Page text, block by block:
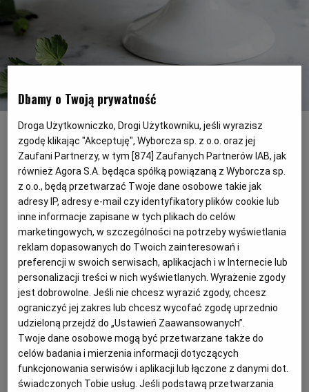
MAKARONY
DRÓB
MIĘSA
RYBY
PRZEKĄSKI
DOMOWE PRZETWORY
SOST, DIPY I INNE DODATKI
KUCHNIA GRECKA
KUCHNIA PORTUGALSKA
KUCHNIA FRANCUSKA
KUCHNIA AMERYKAŃSKA
KUCHNIA POLSKA
KUCHNIA MEKSYKAŃSKA
KUCHNIA INDYJSKA
WEGAN
BEZ GLUTENU
FELIETONY KULINARNE
KSIĄŻKI KULINARNE
SZEF KUCHNI
BIAŁYSTOK
BIELSKO-BIAŁA
BYDGOSZCZ
CZĘSTOCHOWA
ELBLĄG
GLIWICE
GORZÓW WIELKOPOLSKI
WYBORCZA.PL
MAGAZYNY
DUŻY FORMAT
WOLNA SOBOTA
ALE HISTORIA
WYBORCZA TV I VOD
TYLKO ZDROWIE
WYBORCZA CLASSIC
WYBORCZA.BIZ
WYSOKIE OBCASY
BIQDATA
JUTRONAUCI
Bardzo słodka beza potrzebuje dla balansu
smaku lekko kwaśnego sosu. W roli tak
ważnego dodatku wystąpił gęsty kompot
(sos) agrestowy. Dzięki niemu beza staje się
deserem wybitnym.
Dbamy o Twoją prywatność
Droga Użytkowniczko, Drogi Użytkowniku, jeśli wyrazisz
zgodę klikając "Akceptuję", Wyborcza sp. z o.o. oraz jej
Zaufani Partnerzy, w tym [874] Zaufanych Partnerów IAB, jak
również Agora S.A. będąca spółką powiązaną z Wyborcza sp.
z o.o., będą przetwarzać Twoje dane osobowe takie jak
adresy IP, adresy e-mail czy identyfikatory plików cookie lub
inne informacje zapisane w tych plikach do celów
marketingowych, w szczególności na potrzeby wyświetlania
reklam dopasowanych do Twoich zainteresowań i
preferencji w swoich serwisach, aplikacjach i w Internecie lub
personalizacji treści w nich wyświetlanych. Wyrażenie zgody
jest dobrowolne. Jeśli nie chcesz wyrazić zgody, chcesz
ograniczyć jej zakres lub chcesz wycofać zgodę uprzednio
udzieloną przejdź do „Ustawień Zaawansowanych”.
Twoje dane osobowe mogą być przetwarzane także do
celów badania i mierzenia informacji dotyczących
funkcjonowania serwisów i aplikacji lub łączone z danymi dot.
świadczonych Tobie usług. Jeśli podstawą przetwarzania